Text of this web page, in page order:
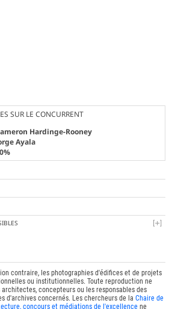
SUR LE CONCURRENT
Hardinge-Rooney
Ayala
contraire, les photographies d'édifices et de projets
ou institutionnelles. Toute reproduction ne
concepteurs ou les responsables des
d'archives concernés. Les chercheurs de laChaire de
concours et médiations de l'excellence ne